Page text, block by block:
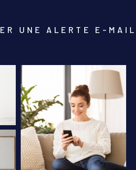
UNE ALERTE E-
LES CRITÈRES
TERRASSE PISCINE
PAR